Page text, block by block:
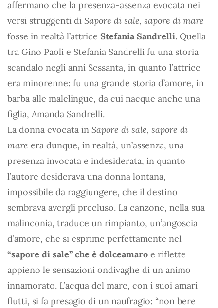
affermano che la presenza-assenza evocata nei
versi struggenti di Sapore di sale, sapore di mare
fosse in realtà l’attrice Stefania Sandrelli. Quella
tra Gino Paoli e Stefania Sandrelli fu una storia
scandalo negli anni Sessanta, in quanto l’attrice
era minorenne: fu una grande storia d’amore, in
barba alle malelingue, da cui nacque anche una
figlia, Amanda Sandrelli.
La donna evocata in Sapore di sale, sapore di
mare era dunque, in realtà, un’assenza, una
presenza invocata e indesiderata, in quanto
l’autore desiderava una donna lontana,
impossibile da raggiungere, che il destino
sembrava avergli precluso. La canzone, nella sua
malinconia, traduce un rimpianto, un’angoscia
d’amore, che si esprime perfettamente nel
“sapore di sale” che è dolceamaro e riflette
appieno le sensazioni ondivaghe di un animo
innamorato. L’acqua del mare, con i suoi amari
flutti, si fa presagio di un naufragio: “non bere